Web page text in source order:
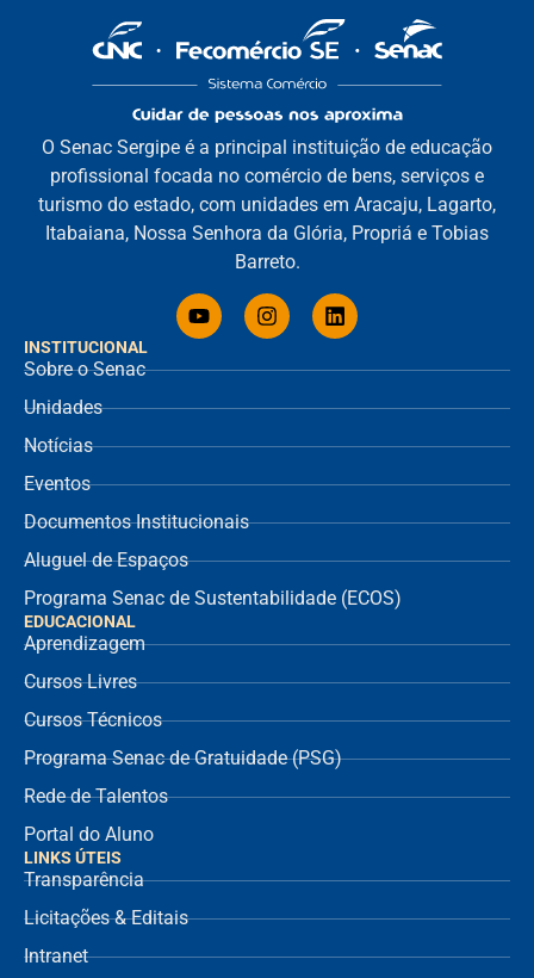
INSTITUCIONAL
Sobre o Senac
Unidades
Notícias
Eventos
Documentos Institucionais
Aluguel de Espaços
Programa Senac de Sustentabilidade (ECOS)
EDUCACIONAL
Aprendizagem
Cursos Livres
Cursos Técnicos
Programa Senac de Gratuidade (PSG)
Rede de Talentos
Portal do Aluno
O Senac Sergipe é a principal instituição de educação
profissional focada no comércio de bens, serviços e
turismo do estado, com unidades em Aracaju, Lagarto,
Itabaiana, Nossa Senhora da Glória, Propriá e Tobias
Barreto.
LINKS ÚTEIS
Transparência
Licitações & Editais
Intranet